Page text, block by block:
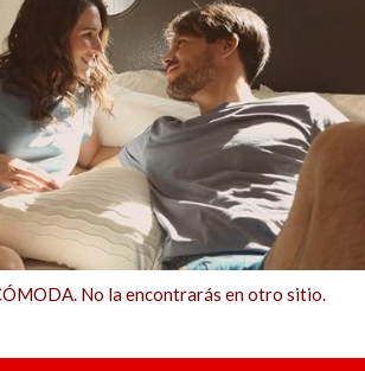
No la encontrarás en otro sitio.